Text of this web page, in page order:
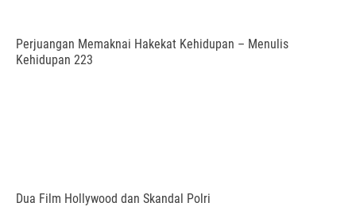
Perjuangan Memaknai Hakekat Kehidupan – Menulis
Kehidupan 223
Dua Film Hollywood dan Skandal Polri